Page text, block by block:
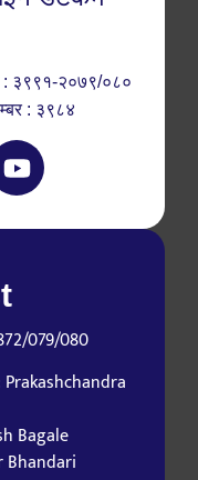
: ३९९१-२०७९/०८०
: ३९८४
079/080
Bagale
Bhandari